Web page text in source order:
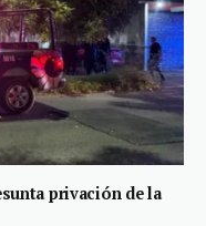
privación de la